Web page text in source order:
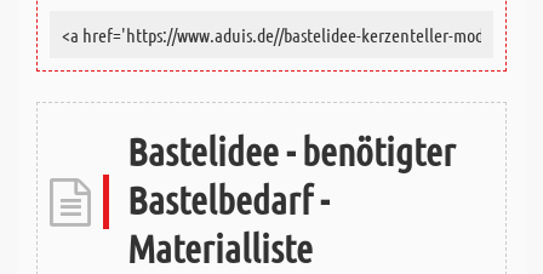
Bastelidee - benötigter
Bastelbedarf -
Materialliste